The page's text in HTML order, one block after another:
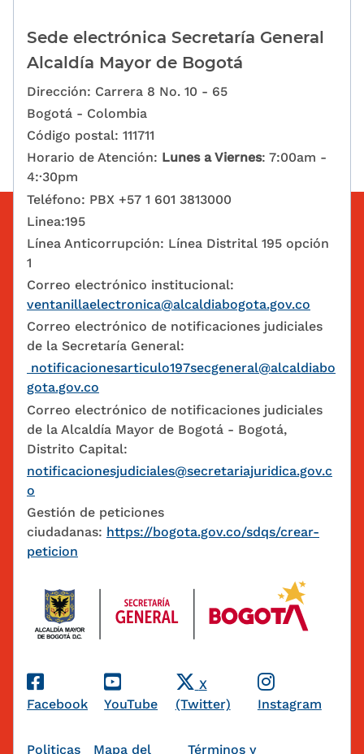
Sede electrónica Secretaría General
Alcaldía Mayor de Bogotá
Dirección: Carrera 8 No. 10 - 65
Bogotá - Colombia
Código postal: 111711
Horario de Atención: Lunes a Viernes: 7:00am -
4:·30pm
Teléfono: PBX +57 1 601 3813000
Linea:195
Línea Anticorrupción: Línea Distrital 195 opción
1
Correo electrónico institucional:
ventanillaelectronica@alcaldiabogota.gov.co
Correo electrónico de notificaciones judiciales
de la Secretaría General:
notificacionesarticulo197secgeneral@alcaldiabo
gota.gov.co
Correo electrónico de notificaciones judiciales
de la Alcaldía Mayor de Bogotá - Bogotá,
Distrito Capital:
notificacionesjudiciales@secretariajuridica.gov.c
o
Gestión de peticiones
ciudadanas: https://bogota.gov.co/sdqs/crear-
peticion
Redes Sociales
Facebook YouTube
X
(Twitter)
Instagram
Politicas Mapa del Términos y